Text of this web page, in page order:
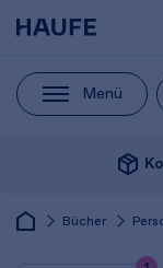
Menü
package_2
Bücher